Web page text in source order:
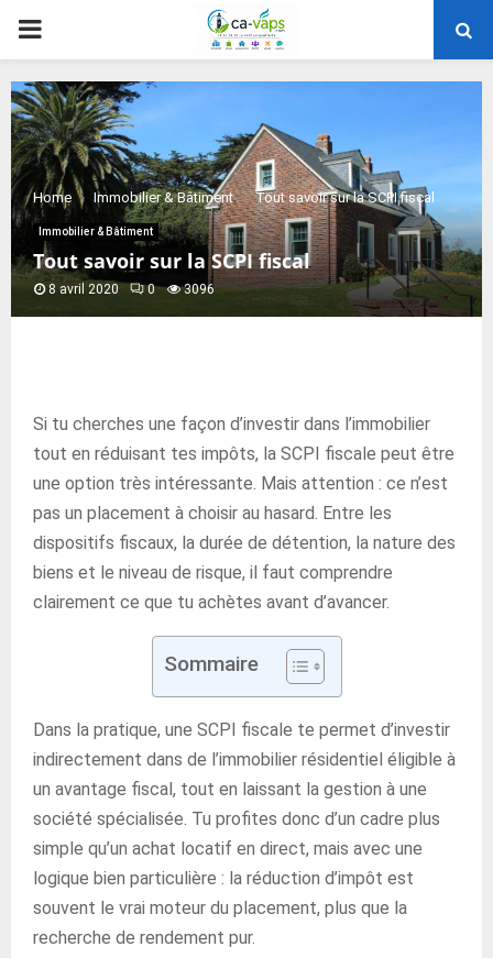
PRIMARY
MENU
Home Immobilier & Bâtiment Tout savoir sur la SCPI fiscal
Immobilier & Bâtiment
Tout savoir sur la SCPI fiscal
8 avril 2020 0 3096
Si tu cherches une façon d’investir dans l’immobilier
tout en réduisant tes impôts, la SCPI fiscale peut être
une option très intéressante. Mais attention : ce n’est
pas un placement à choisir au hasard. Entre les
dispositifs fiscaux, la durée de détention, la nature des
biens et le niveau de risque, il faut comprendre
clairement ce que tu achètes avant d’avancer.
Sommaire
Dans la pratique, une SCPI fiscale te permet d’investir
indirectement dans de l’immobilier résidentiel éligible à
un avantage fiscal, tout en laissant la gestion à une
société spécialisée. Tu profites donc d’un cadre plus
simple qu’un achat locatif en direct, mais avec une
logique bien particulière : la réduction d’impôt est
souvent le vrai moteur du placement, plus que la
recherche de rendement pur.